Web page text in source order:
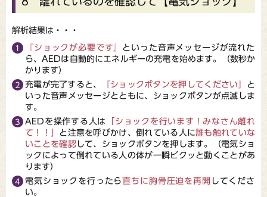
解析結果は・・・
『ショックが必要です』 といった音声メッセージが流れた
ら、AEDは自動的にエネルギーの充電を始めます。（数秒か
かります）
充電が完了すると、
『ショックボタンを押してください』 と
いった音声メッセージとともに、ショックボタンが点滅しま
す。
AEDを操作する人は
「ショックを行います！みなさん離れ
て！！」 と注意を呼びかけ、倒れている人に誰も触れていな
いことを確認して、ショックボタンを押します。（電気ショ
ックによって倒れている人の体が一瞬ビクッと動くことがあ
ります）
電気ショックを行ったら直ちに胸骨圧迫を再開 してくださ
い。